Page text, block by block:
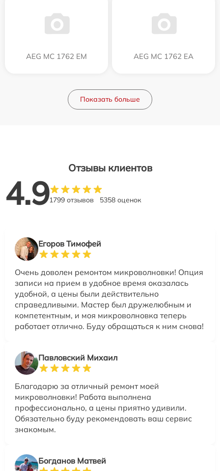
AEG MC 1762 EM AEG MC 1762 EA
Показать больше
Отзывы клиентов
4.91799 отзывов 5358 оценок
Егоров Тимофей
Очень доволен ремонтом микроволновки! Опция
записи на прием в удобное время оказалась
удобной, а цены были действительно
справедливыми. Мастер был дружелюбным и
компетентным, и моя микроволновка теперь
работает отлично. Буду обращаться к ним снова!
Павловский Михаил
Благодарю за отличный ремонт моей
микроволновки! Работа выполнена
профессионально, а цены приятно удивили.
Обязательно буду рекомендовать ваш сервис
знакомым.
Богданов Матвей